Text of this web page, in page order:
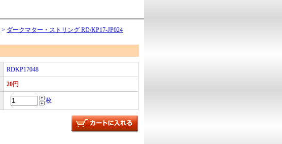
> ダークマター・ストリング RD/KP17-JP024
RDKP17048
20円
枚